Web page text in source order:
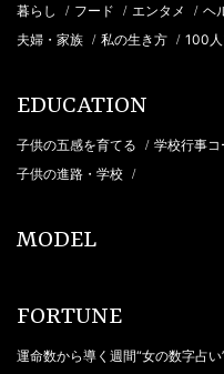
暮らし / フード / エンタメ / ヘ
夫婦・家族 / 私の生き方 / 100人
EDUCATION
子供の五感を育てる / 学校行事
子供の進路・学校 /
MODEL
FORTUNE
運命数から導く週間“女の数字占い